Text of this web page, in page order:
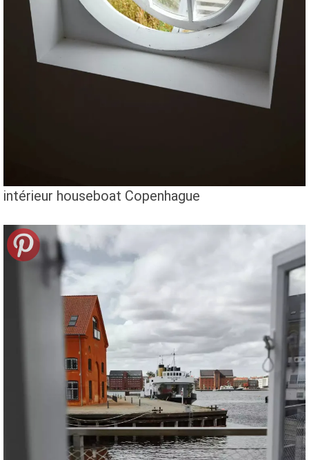
intérieur houseboat Copenhague